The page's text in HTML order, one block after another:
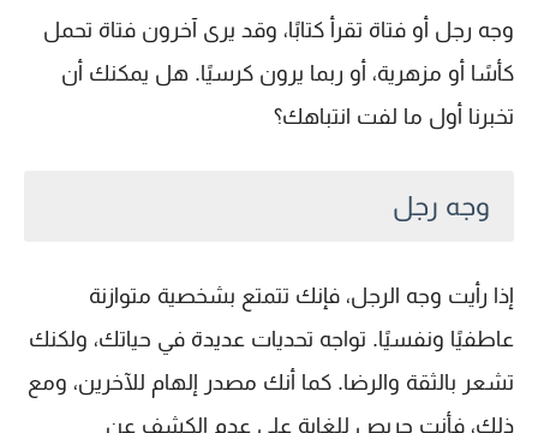
وجه رجل أو فتاة تقرأ كتابًا، وقد يرى آخرون فتاة تحمل
كأسًا أو مزهرية، أو ربما يرون كرسيًا. هل يمكنك أن
تخبرنا أول ما لفت انتباهك؟
وجه رجل
إذا رأيت وجه الرجل، فإنك تتمتع بشخصية متوازنة
عاطفيًا ونفسيًا. تواجه تحديات عديدة في حياتك، ولكنك
تشعر بالثقة والرضا. كما أنك مصدر إلهام للآخرين، ومع
ذلك، فأنت حريص للغاية على عدم الكشف عن